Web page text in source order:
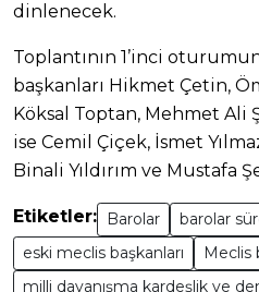
dinlenecek.
Toplantının 1’inci
başkanları Hikmet Çetin,
Köksal Toptan, Mehmet
ise Cemil Çiçek, İsmet
Binali Yıldırım ve Mustafa
Etiketler: Barolar barolar
eski meclis başkanları
Meclis
milli dayanışma kardeşlik ve